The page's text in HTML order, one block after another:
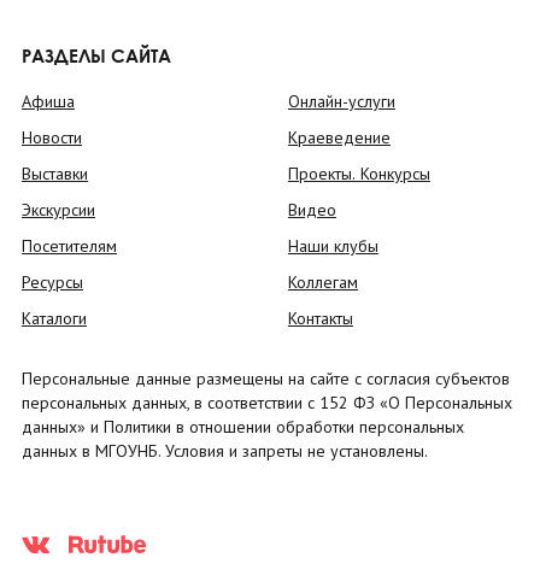
РАЗДЕЛЫ САЙТА
Афиша
Новости
Выставки
Экскурсии
Посетителям
Ресурсы
Каталоги
Онлайн-услуги
Краеведение
Проекты. Конкурсы
Видео
Наши клубы
Коллегам
Контакты
Персональные данные размещены на сайте с согласия субъектов
персональных данных, в соответствии с 152 ФЗ «О Персональных
данных» и Политики в отношении обработки персональных
данных в МГОУНБ. Условия и запреты не установлены.